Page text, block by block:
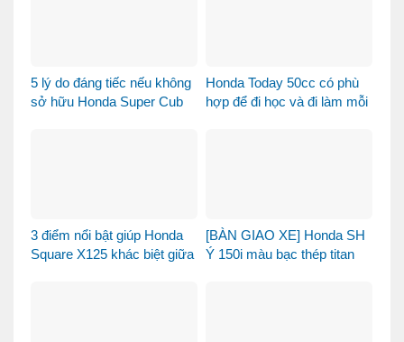
5 lý do đáng tiếc nếu không
sở hữu Honda Super Cub
Honda Today 50cc có phù
hợp để đi học và đi làm mỗi
3 điểm nổi bật giúp Honda
Square X125 khác biệt giữa
[BÀN GIAO XE] Honda SH
Ý 150i màu bạc thép titan